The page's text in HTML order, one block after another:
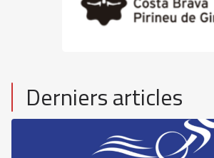
Derniers articles